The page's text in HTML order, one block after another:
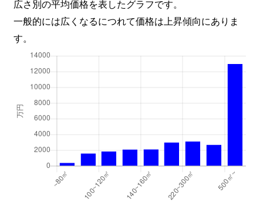
広さ別の平均価格を表したグラフです。
一般的には広くなるにつれて価格は上昇傾向にありま
す。